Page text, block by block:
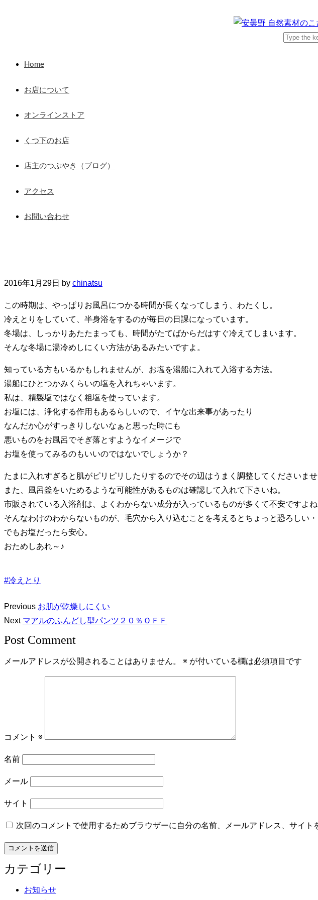
Home
お店について
オンラインストア
くつ下のお店
店主のつぶやき（ブログ）
アクセス
お問い合わせ
2016年1月29日 by chinatsu
この時期は、やっぱりお風呂につかる時間が長くなってしまう、わたくし。
冷えとりをしていて、半身浴をするのが毎日の日課になっています。
冬場は、しっかりあたたまっても、時間がたてばからだはすぐ冷えてしまいます。
そんな冬場に湯冷めしにくい方法があるみたいですよ。
知っている方もいるかもしれませんが、お塩を湯船に入れて入浴する方法。
湯船にひとつかみくらいの塩を入れちゃいます。
私は、精製塩ではなく粗塩を使っています。
お塩には、浄化する作用もあるらしいので、イヤな出来事があったり
なんだか心がすっきりしないなぁと思った時にも
悪いものをお風呂でそぎ落とすようなイメージで
お塩を使ってみるのもいいのではないでしょうか？
たまに入れすぎると肌がピリピリしたりするのでその辺はうまく調整してくださいませ
また、風呂釜をいためるような可能性があるものは確認して入れて下さいね。
市販されている入浴剤は、よくわからない成分が入っているものが多くて不安ですよね
そんなわけのわからないものが、毛穴から入り込むことを考えるとちょっと恐ろしい・
でもお塩だったら安心。
おためしあれ～♪
#冷えとり
Previous お肌が乾燥しにくい
Next マアルのふんどし型パンツ２０％ＯＦＦ
Post Comment
メールアドレスが公開されることはありません。 ※ が付いている欄は必須項目です
コメント ※
名前
メール
サイト
次回のコメントで使用するためブラウザーに自分の名前、メールアドレス、サイト
カテゴリー
お知らせ